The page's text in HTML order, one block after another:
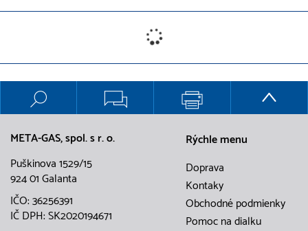
META-GAS, spol. s r. o.
Puškinova 1529/15
924 01 Galanta
IČO: 36256391
IČ DPH: SK2020194671
Rýchle menu
Doprava
Kontaky
Obchodné podmienky
Pomoc na dialku